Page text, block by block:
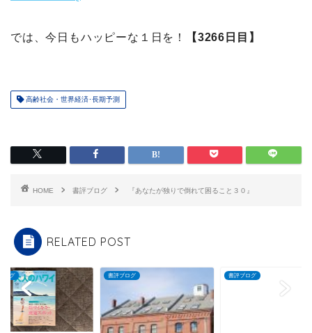
では、今日もハッピーな１日を！ 【3266日目】
高齢社会・世界経済･長期予測
HOME 書評ブログ 『あなたが独りで倒れて困ること３０』
RELATED POST
ログ 書評ブログ 書評ブログ